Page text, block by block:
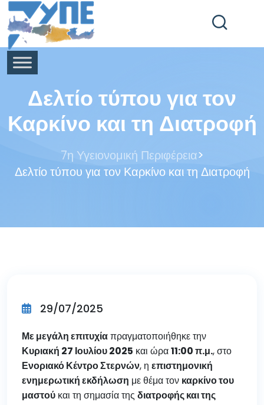
End Header Section -->
Δελτίο τύπου για τον
Καρκίνο και τη Διατροφή
7η Υγειονομική Περιφέρεια>
Δελτίο τύπου για τον Καρκίνο και τη Διατροφή
29/07/2025
Με μεγάλη επιτυχίαπραγματοποιήθηκε την
Κυριακή 27 Ιουλίου 2025 και ώρα11:00 π.μ., στο
Ενοριακό Κέντρο Στερνών, η επιστημονική
ενημερωτική εκδήλωση με θέμα τον καρκίνο του
μαστού και τη σημασία της διατροφής και της